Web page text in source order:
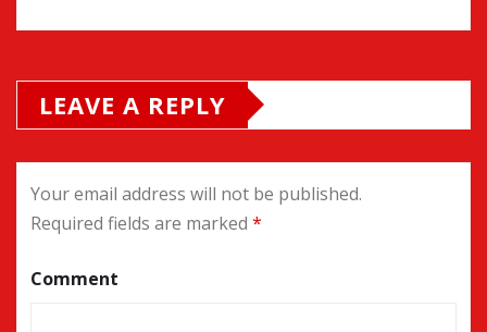
LEAVE A REPLY
Your email address will not be published.
Required fields are marked *
Comment